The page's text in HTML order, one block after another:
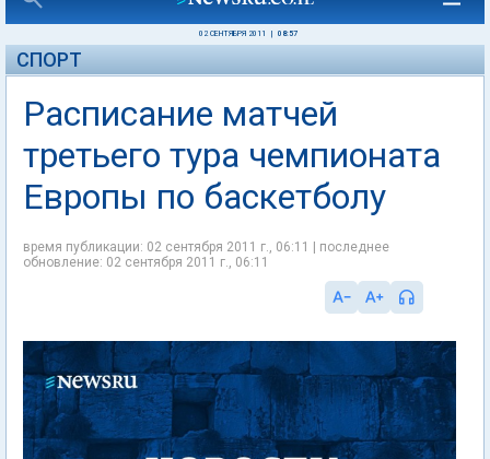
02 СЕНТЯБРЯ 2011 08:57
СПОРТ
Расписание матчей
третьего тура чемпионата
Европы по баскетболу
время публикации: 02 сентября 2011 г., 06:11 | последнее
обновление: 02 сентября 2011 г., 06:11